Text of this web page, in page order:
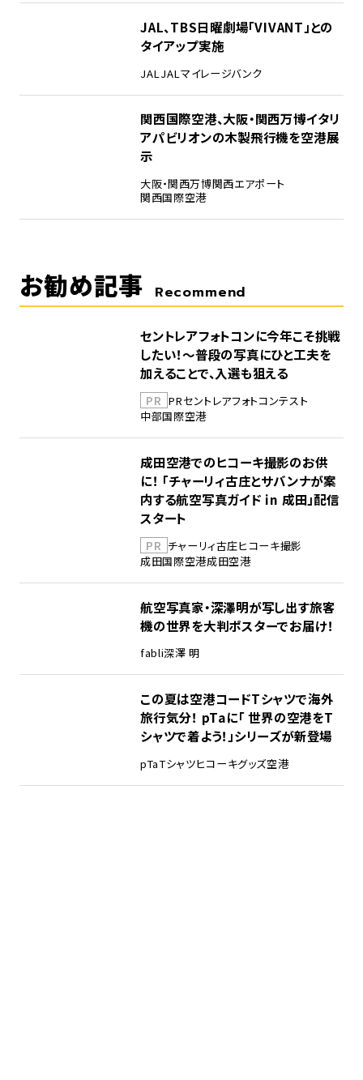
JAL、TBS日曜劇場「VIVANT」との
タイアップ実施
JAL JALマイレージバンク
関西国際空港、大阪・関西万博イタリ
アパビリオンの木製飛行機を空港展
示
大阪・関西万博関西エアポート
関西国際空港
お勧め記事 Recommend
セントレアフォトコンに今年こそ挑戦
したい！～普段の写真にひと工夫を
加えることで、入選も狙える
PR PRセントレアフォトコンテスト
中部国際空港
成田空港でのヒコーキ撮影のお供
に！ 「チャーリィ古庄とサバンナが案
内する航空写真ガイド in 成田」配信
スタート
PR チャーリィ古庄ヒコーキ撮影
成田国際空港成田空港
航空写真家・深澤明が写し出す旅客
機の世界を大判ポスターでお届け！
fabli深澤 明
この夏は空港コードTシャツで海外
旅行気分！ pTaに「 世界の空港をT
シャツで着よう！」シリーズが新登場
pTaTシャツヒコーキグッズ空港